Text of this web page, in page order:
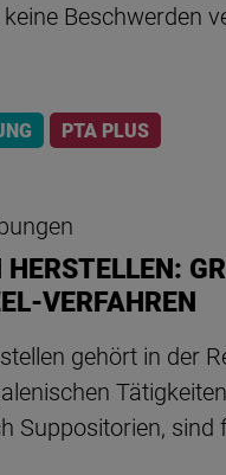
Beschwerden
PTA PLUS
VERFAHREN
gehört in der
Suppositorien, sind